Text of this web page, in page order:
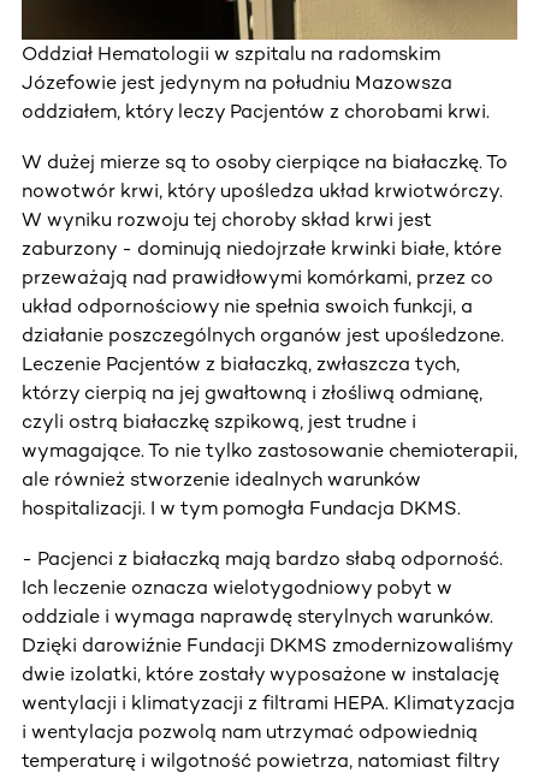
Oddział Hematologii w szpitalu na radomskim
Józefowie jest jedynym na południu Mazowsza
oddziałem, który leczy Pacjentów z chorobami krwi.
W dużej mierze są to osoby cierpiące na białaczkę. To
nowotwór krwi, który upośledza układ krwiotwórczy.
W wyniku rozwoju tej choroby skład krwi jest
zaburzony - dominują niedojrzałe krwinki białe, które
przeważają nad prawidłowymi komórkami, przez co
układ odpornościowy nie spełnia swoich funkcji, a
działanie poszczególnych organów jest upośledzone.
Leczenie Pacjentów z białaczką, zwłaszcza tych,
którzy cierpią na jej gwałtowną i złośliwą odmianę,
czyli ostrą białaczkę szpikową, jest trudne i
wymagające. To nie tylko zastosowanie chemioterapii,
ale również stworzenie idealnych warunków
hospitalizacji. I w tym pomogła Fundacja DKMS.
- Pacjenci z białaczką mają bardzo słabą odporność.
Ich leczenie oznacza wielotygodniowy pobyt w
oddziale i wymaga naprawdę sterylnych warunków.
Dzięki darowiźnie Fundacji DKMS zmodernizowaliśmy
dwie izolatki, które zostały wyposażone w instalację
wentylacji i klimatyzacji z filtrami HEPA. Klimatyzacja
i wentylacja pozwolą nam utrzymać odpowiednią
temperaturę i wilgotność powietrza, natomiast filtry